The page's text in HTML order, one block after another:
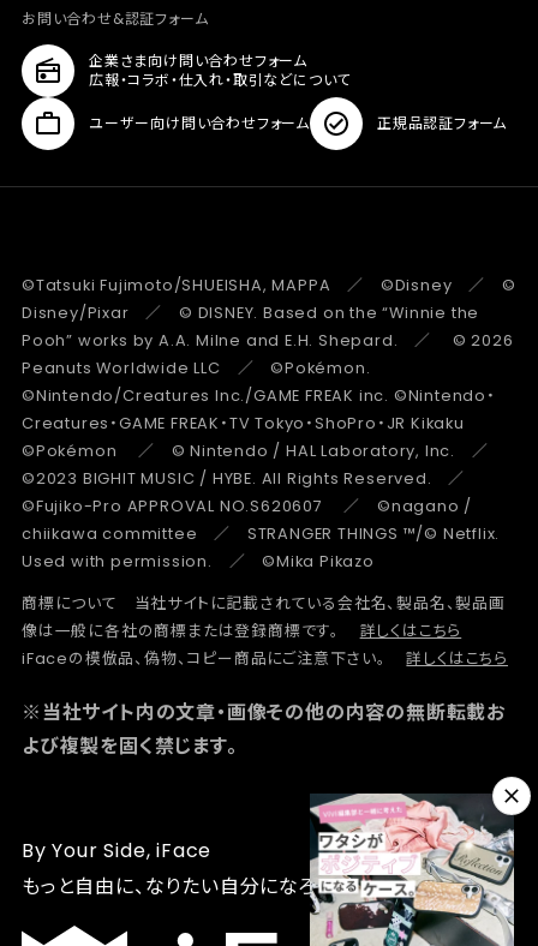
お問い合わせ&認証フォーム
企業さま向け問い合わせフォーム
広報・コラボ・仕入れ・取引などについて
ユーザー向け問い合わせフォーム 正規品認証フォーム
©Tatsuki Fujimoto/SHUEISHA, MAPPA ／ ©Disney ／ ©
Disney/Pixar ／ © DISNEY. Based on the “Winnie the
Pooh” works by A.A. Milne and E.H. Shepard. ／ © 2026
Peanuts Worldwide LLC ／ ©Pokémon.
©Nintendo/Creatures Inc./GAME FREAK inc. ©Nintendo・
Creatures・GAME FREAK・TV Tokyo・ShoPro・JR Kikaku
©Pokémon ／ © Nintendo / HAL Laboratory, Inc. ／
©2023 BIGHIT MUSIC / HYBE. All Rights Reserved. ／
©Fujiko-Pro APPROVAL NO.S620607 ／ ©nagano /
chiikawa committee ／ STRANGER THINGS ™/© Netflix.
Used with permission. ／ ©Mika Pikazo
商標について 当社サイトに記載されている会社名、製品名、製品画
像は一般に各社の商標または登録商標です。
詳しくはこちら
iFaceの模倣品、偽物、コピー商品にご注意下さい。
詳しくはこちら
※当社サイト内の文章・画像その他の内容の無断転載お
よび複製を固く禁じます。
By Your Side, iFace
もっと自由に、なりたい自分になろう